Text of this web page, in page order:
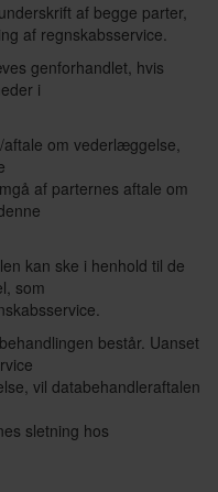
af begge parter,
af regnskabsservice.
genforhandlet, hvis
i
om vederlæggelse,
af parternes aftale om
kan ske i henhold til de
som
består. Uanset
vil databehandleraftalen
sletning hos